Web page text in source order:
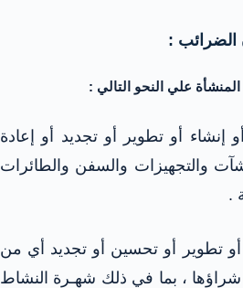
علي النحو التالي :
أو إنشاء أو تطوير أو تجديد أو إعادة
والتجهيزات والسفن والطائرات
.
أو تطوير أو تحسين أو تجديد أي من
شراؤها ، بما في ذلك شهـرة النشاط